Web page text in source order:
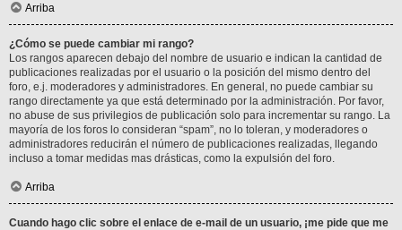
Arriba
¿Cómo se puede cambiar mi rango?
Los rangos aparecen debajo del nombre de usuario e indican la cantidad de
publicaciones realizadas por el usuario o la posición del mismo dentro del
foro, e.j. moderadores y administradores. En general, no puede cambiar su
rango directamente ya que está determinado por la administración. Por favor,
no abuse de sus privilegios de publicación solo para incrementar su rango. La
mayoría de los foros lo consideran “spam”, no lo toleran, y moderadores o
administradores reducirán el número de publicaciones realizadas, llegando
incluso a tomar medidas mas drásticas, como la expulsión del foro.
Arriba
Cuando hago clic sobre el enlace de e-mail de un usuario, ¡me pide que me